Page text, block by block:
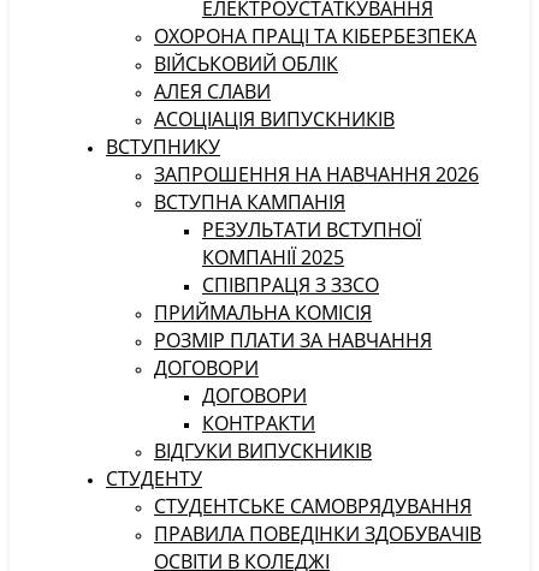
ЕЛЕКТРОУСТАТКУВАННЯ
ОХОРОНА ПРАЦІ ТА КІБЕРБЕЗПЕКА
ВІЙСЬКОВИЙ ОБЛІК
АЛЕЯ СЛАВИ
АСОЦІАЦІЯ ВИПУСКНИКІВ
ВСТУПНИКУ
ЗАПРОШЕННЯ НА НАВЧАННЯ 2026
ВСТУПНА КАМПАНІЯ
РЕЗУЛЬТАТИ ВСТУПНОЇ
КОМПАНІЇ 2025
СПІВПРАЦЯ З ЗЗСО
ПРИЙМАЛЬНА КОМІСІЯ
РОЗМІР ПЛАТИ ЗА НАВЧАННЯ
ДОГОВОРИ
ДОГОВОРИ
КОНТРАКТИ
ВІДГУКИ ВИПУСКНИКІВ
СТУДЕНТУ
CТУДЕНТСЬКЕ САМОВРЯДУВАННЯ
ПРАВИЛА ПОВЕДІНКИ ЗДОБУВАЧІВ
ОСВІТИ В КОЛЕДЖІ